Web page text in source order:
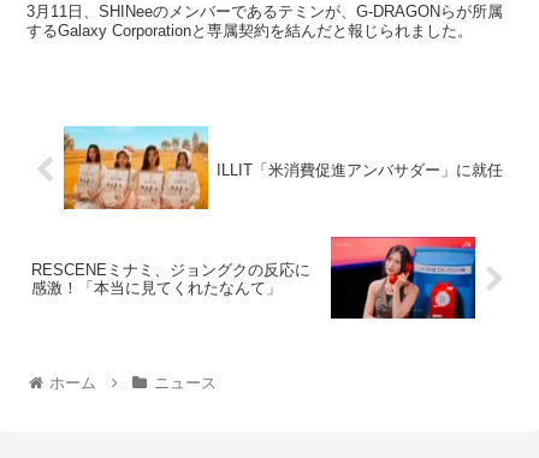
3月11日、SHINeeのメンバーであるテミンが、G-DRAGONらが所属
するGalaxy Corporationと専属契約を結んだと報じられました。
ILLIT「米消費促進アンバサダー」に就任
RESCENEミナミ、ジョングクの反応に
感激！「本当に見てくれたなんて」
ホーム ニュース